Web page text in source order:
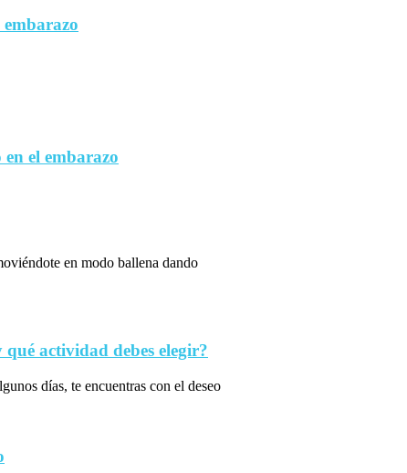
el embarazo
en modo ballena dando
actividad debes elegir?
días, te encuentras con el deseo